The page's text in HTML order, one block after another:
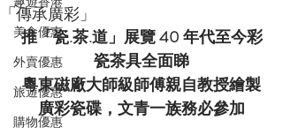
美食優惠
外賣優惠
旅遊優惠
購物優惠
「傳承廣彩」
推「瓷.茶.道」展覽 40 年代至今彩
瓷茶具全面睇
粵東磁廠大師級師傅親自教授繪製
廣彩瓷碟，文青一族務必參加